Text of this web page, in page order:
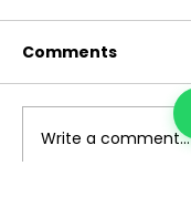
Comments
Write a comment...